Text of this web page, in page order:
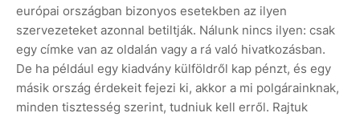
európai országban bizonyos esetekben az ilyen
szervezeteket azonnal betiltják. Nálunk nincs ilyen: csak
egy címke van az oldalán vagy a rá való hivatkozásban.
De ha például egy kiadvány külföldről kap pénzt, és egy
másik ország érdekeit fejezi ki, akkor a mi polgárainknak,
minden tisztesség szerint, tudniuk kell erről. Rajtuk